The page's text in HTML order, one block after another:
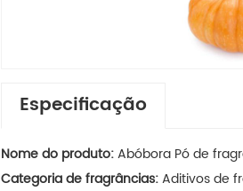
Especificação
Nome do produto:Abóbora Pó de
Categoria de fragrâncias:Aditivos de